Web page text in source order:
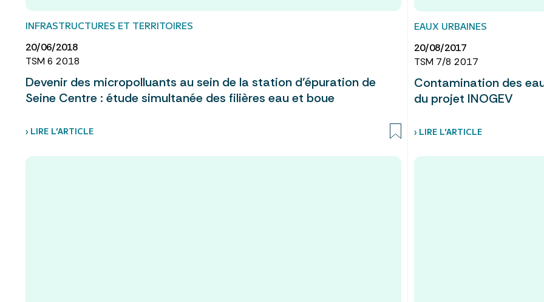
INFRASTRUCTURES ET TERRITOIRES
20/06/2018
TSM 6 2018
Devenir des micropolluants au sein de la station d’épuration de
Seine Centre : étude simultanée des filières eau et boue
› LIRE L’ARTICLE
EAUX URBAINES
20/08/2017
TSM 7/8 2017
Contamination des
du projet INOGEV
› LIRE L’ARTICLE